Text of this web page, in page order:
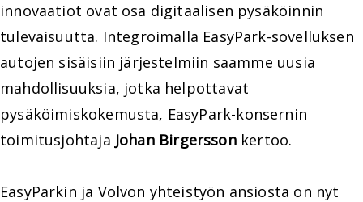
innovaatiot ovat osa digitaalisen pysäköinnin
tulevaisuutta. Integroimalla EasyPark-sovelluksen
autojen sisäisiin järjestelmiin saamme uusia
mahdollisuuksia, jotka helpottavat
pysäköimiskokemusta, EasyPark-konsernin
toimitusjohtaja Johan Birgerssonkertoo.
EasyParkin ja Volvon yhteistyön ansiosta on nyt